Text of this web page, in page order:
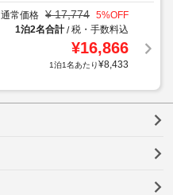
通常価格 ¥ 17,774 5%OFF
1泊2名合計/税・手数料込
¥16,866
1泊1名あたり¥8,433